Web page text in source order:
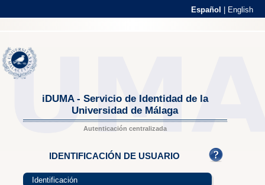
Español English
iDUMA - Servicio de Identidad de la
Universidad de Málaga
Autenticación centralizada
IDENTIFICACIÓN DE USUARIO
Identificación